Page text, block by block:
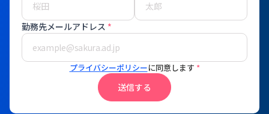
勤務先メールアドレス *
プライバシーポリシーに同意します *
送信する